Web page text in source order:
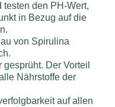
den PH-Wert,
in Bezug auf die
von Spirulina
Der Vorteil
Nährstoffe der
auf allen